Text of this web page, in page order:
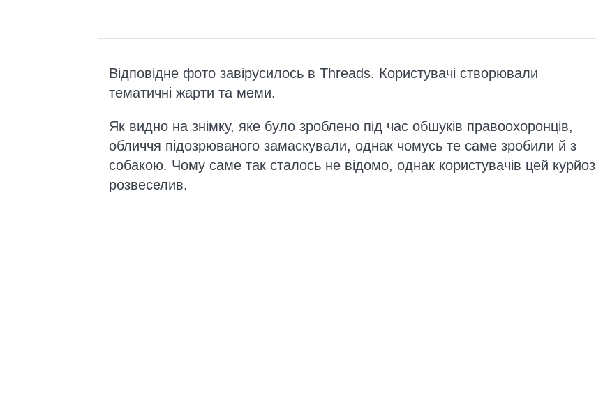
Відповідне фото завірусилось в Threads. Користувачі створювали
тематичні жарти та меми.
Як видно на знімку, яке було зроблено під час обшуків правоохоронців,
обличчя підозрюваного замаскували, однак чомусь те саме зробили й з
собакою. Чому саме так сталось не відомо, однак користувачів цей курйоз
розвеселив.